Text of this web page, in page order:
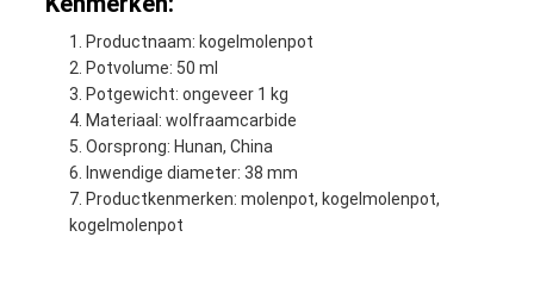
Productnaam: kogelmolenpot
Potvolume: 50 ml
Potgewicht: ongeveer 1 kg
Materiaal: wolfraamcarbide
Oorsprong: Hunan, China
Inwendige diameter: 38 mm
Productkenmerken: molenpot, kogelmolenpot,
kogelmolenpot